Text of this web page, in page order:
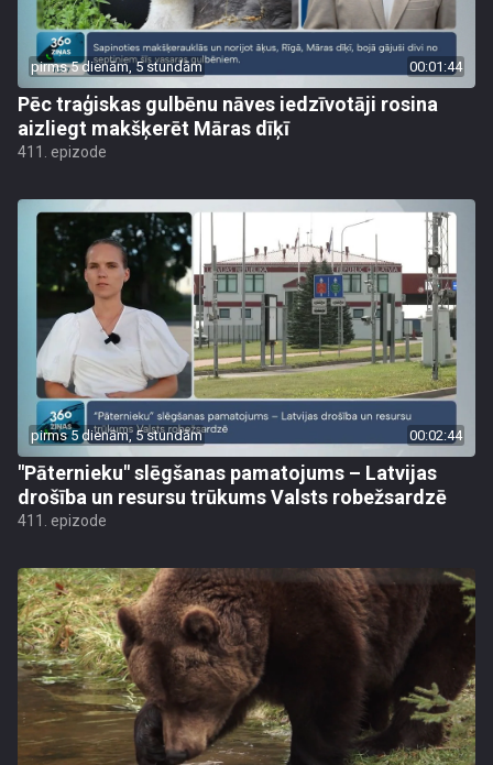
pirms 5 dienām, 5 stundām 00:01:44
Pēc traģiskas gulbēnu nāves iedzīvotāji rosina
aizliegt makšķerēt Māras dīķī
411. epizode
pirms 5 dienām, 5 stundām 00:02:44
"Pāternieku" slēgšanas pamatojums – Latvijas
drošība un resursu trūkums Valsts robežsardzē
411. epizode